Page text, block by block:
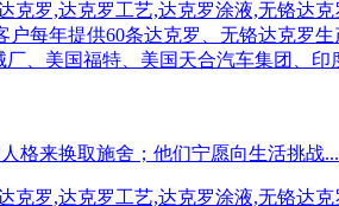
格来换取施舍；他们宁愿向生活挑战...